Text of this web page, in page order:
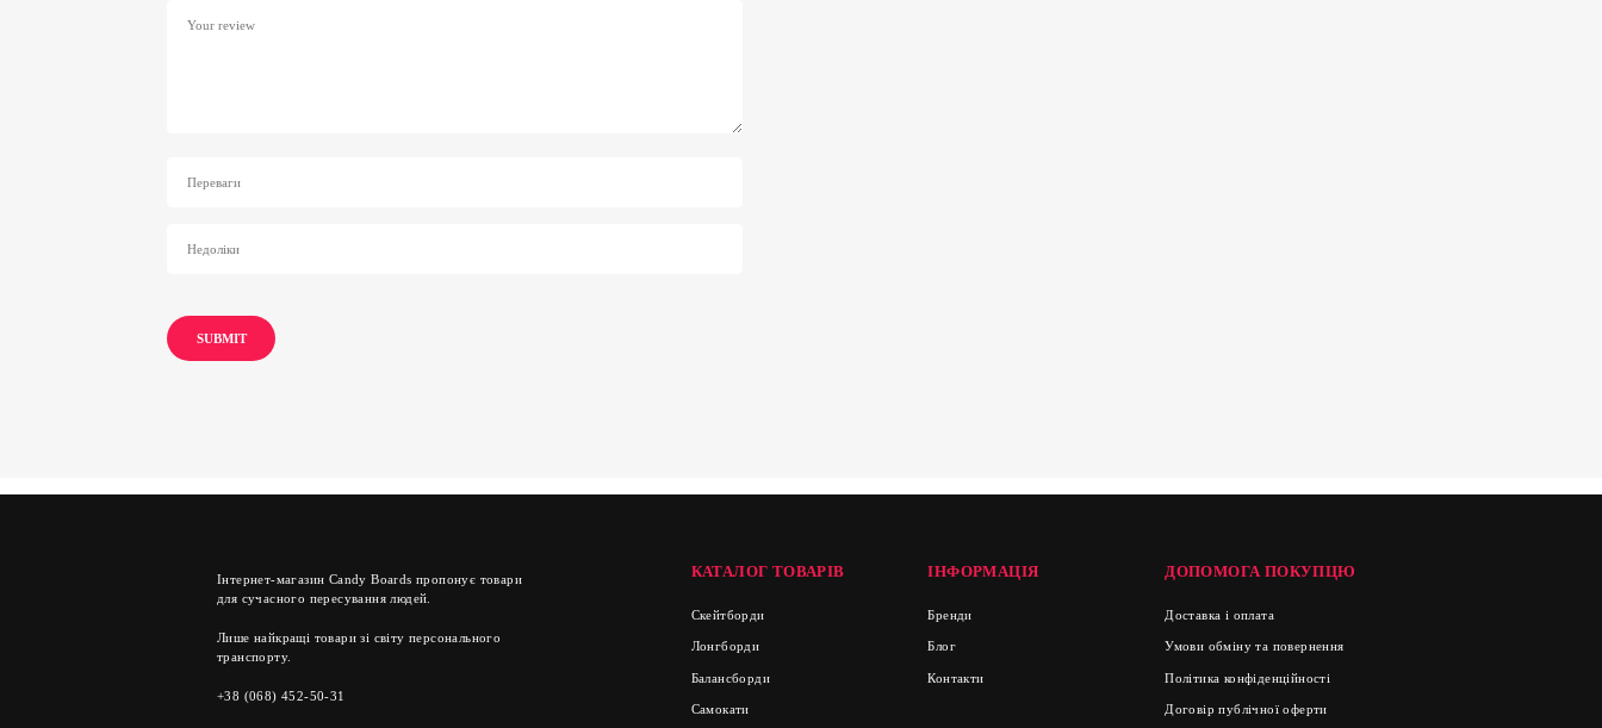
Інтернет-магазин Candy Boards пропонує товари
для сучасного пересування людей.
Лише найкращі товари зі світу персонального
транспорту.
+38 (068) 452-50-31
КАТАЛОГ ТОВАРІВ
Скейтборди
Лонгборди
Балансборди
Самокати
ІНФОРМАЦІЯ
Бренди
Блог
Контакти
ДОПОМОГА ПОКУПЦЮ
Доставка і оплата
Умови обміну та повернення
Політика конфіденційності
Договір публічної оферти